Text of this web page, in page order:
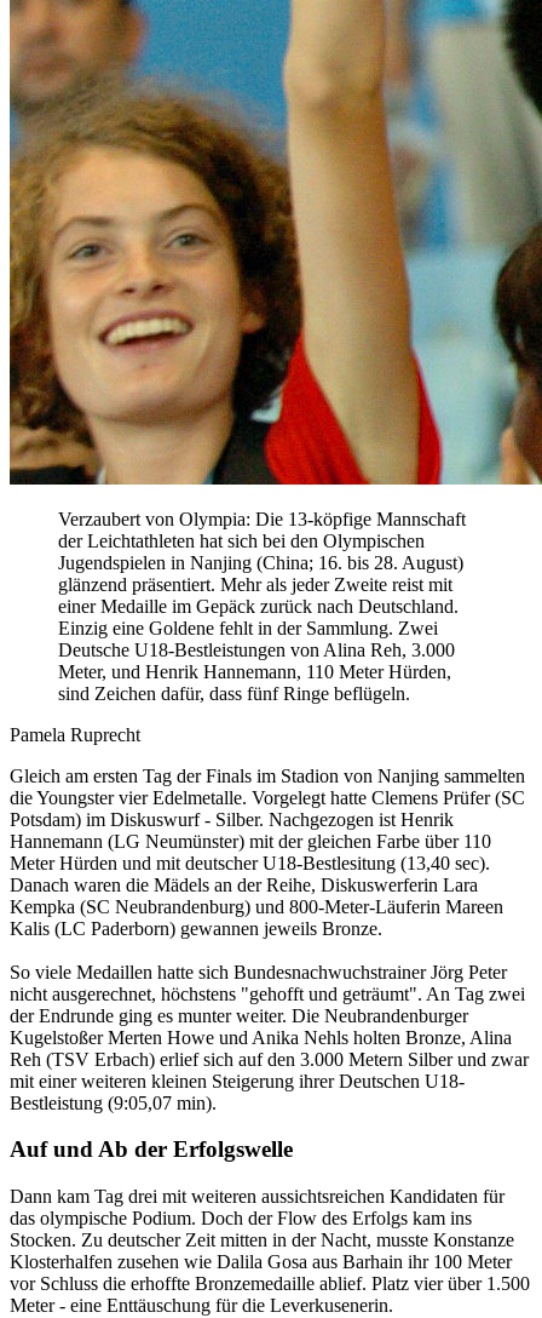
Verzaubert von Olympia: Die 13-köpfige Mannschaft
der Leichtathleten hat sich bei den Olympischen
Jugendspielen in Nanjing (China; 16. bis 28. August)
glänzend präsentiert. Mehr als jeder Zweite reist mit
einer Medaille im Gepäck zurück nach Deutschland.
Einzig eine Goldene fehlt in der Sammlung. Zwei
Deutsche U18-Bestleistungen von Alina Reh, 3.000
Meter, und Henrik Hannemann, 110 Meter Hürden,
sind Zeichen dafür, dass fünf Ringe beflügeln.
Pamela Ruprecht
Gleich am ersten Tag der Finals im Stadion von Nanjing sammelten
die Youngster vier Edelmetalle. Vorgelegt hatte Clemens Prüfer (SC
Potsdam) im Diskuswurf - Silber. Nachgezogen ist Henrik
Hannemann (LG Neumünster) mit der gleichen Farbe über 110
Meter Hürden und mit deutscher U18-Bestlesitung (13,40 sec).
Danach waren die Mädels an der Reihe, Diskuswerferin Lara
Kempka (SC Neubrandenburg) und 800-Meter-Läuferin Mareen
Kalis (LC Paderborn) gewannen jeweils Bronze.
So viele Medaillen hatte sich Bundesnachwuchstrainer Jörg Peter
nicht ausgerechnet, höchstens "gehofft und geträumt". An Tag zwei
der Endrunde ging es munter weiter. Die Neubrandenburger
Kugelstoßer Merten Howe und Anika Nehls holten Bronze, Alina
Reh (TSV Erbach) erlief sich auf den 3.000 Metern Silber und zwar
mit einer weiteren kleinen Steigerung ihrer Deutschen U18-
Bestleistung (9:05,07 min).
Auf und Ab der Erfolgswelle
Dann kam Tag drei mit weiteren aussichtsreichen Kandidaten für
das olympische Podium. Doch der Flow des Erfolgs kam ins
Stocken. Zu deutscher Zeit mitten in der Nacht, musste Konstanze
Klosterhalfen zusehen wie Dalila Gosa aus Barhain ihr 100 Meter
vor Schluss die erhoffte Bronzemedaille ablief. Platz vier über 1.500
Meter - eine Enttäuschung für die Leverkusenerin.